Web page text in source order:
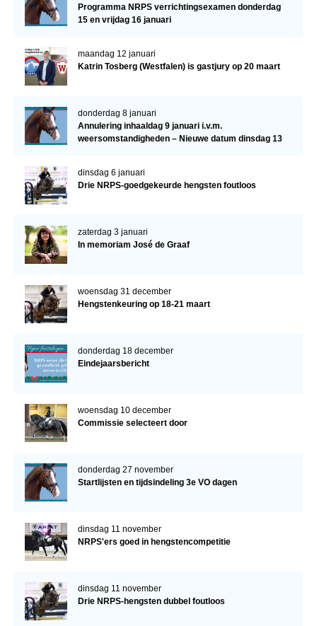
Programma NRPS verrichtingsexamen donderdag
15 en vrijdag 16 januari
maandag 12 januari
Katrin Tosberg (Westfalen) is gastjury op 20 maart
donderdag 8 januari
Annulering inhaaldag 9 januari i.v.m.
weersomstandigheden – Nieuwe datum dinsdag 13
dinsdag 6 januari
Drie NRPS-goedgekeurde hengsten foutloos
zaterdag 3 januari
In memoriam José de Graaf
woensdag 31 december
Hengstenkeuring op 18-21 maart
donderdag 18 december
Eindejaarsbericht
woensdag 10 december
Commissie selecteert door
donderdag 27 november
Startlijsten en tijdsindeling 3e VO dagen
dinsdag 11 november
NRPS'ers goed in hengstencompetitie
dinsdag 11 november
Drie NRPS-hengsten dubbel foutloos